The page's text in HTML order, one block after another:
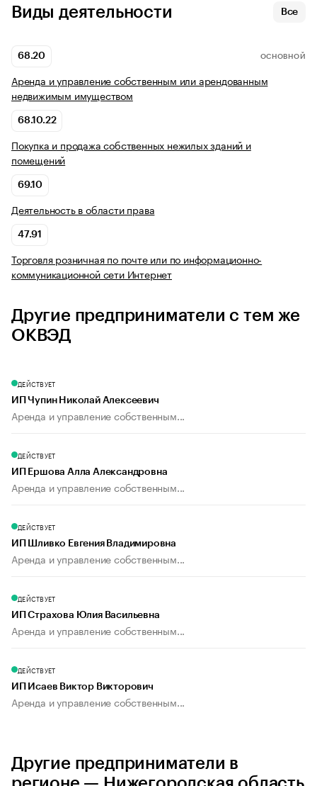
Виды деятельности Все
68.20 ОСНОВНОЙ
Аренда и управление собственным или арендованным
недвижимым имуществом
68.10.22
Покупка и продажа собственных нежилых зданий и
помещений
69.10
Деятельность в области права
47.91
Торговля розничная по почте или по информационно-
коммуникационной сети Интернет
Другие предприниматели с тем же
ОКВЭД
ДЕЙСТВУЕТ
ИП Чупин Николай Алексеевич
Аренда и управление собственным...
ДЕЙСТВУЕТ
ИП Ершова Алла Александровна
Аренда и управление собственным...
ДЕЙСТВУЕТ
ИП Шливко Евгения Владимировна
Аренда и управление собственным...
ДЕЙСТВУЕТ
ИП Страхова Юлия Васильевна
Аренда и управление собственным...
ДЕЙСТВУЕТ
ИП Исаев Виктор Викторович
Аренда и управление собственным...
Другие предприниматели в